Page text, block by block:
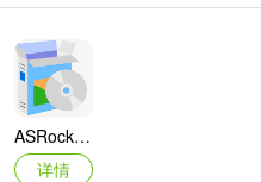
ASRock华擎IMB-A160主板BIOS
详情